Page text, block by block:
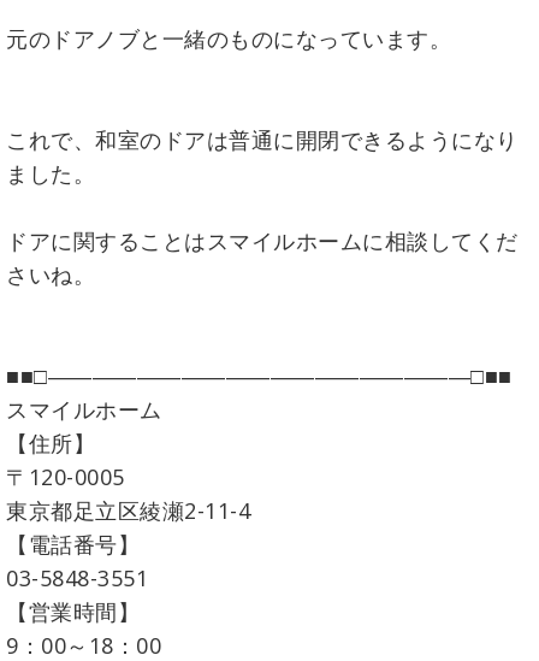
元のドアノブと一緒のものになっています。
これで、和室のドアは普通に開閉できるようになり
ました。
ドアに関することはスマイルホームに相談してくだ
さいね。
■■□―――――――――――――――――――□■■
スマイルホーム
【住所】
〒120-0005
東京都足立区綾瀬2-11-4
【電話番号】
03-5848-3551
【営業時間】
9：00～18：00